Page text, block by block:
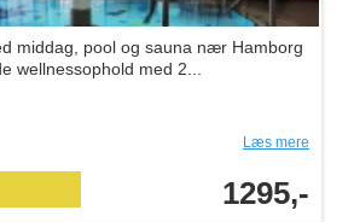
middag, pool og sauna nær Hamborg
wellnessophold med 2...
Læs mere
1295,-